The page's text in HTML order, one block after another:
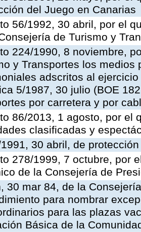
del Juego en Canarias
56/1992, 30 abril, por el
de Turismo y
224/1990, 8 noviembre,
y Transportes los
adscritos al
5/1987, 30 julio (BOE
por carretera y por
86/2013, 1 agosto, por el
clasificadas y
30 abril, de
278/1999, 7 octubre, por
de la Consejería de
30 mar 84, de la
para nombrar
para las plazas
Básica de la